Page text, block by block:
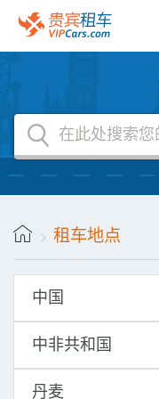
租车地点
中国
中非共和国
丹麦